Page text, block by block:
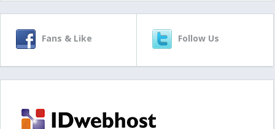
Fans & Like Follow Us